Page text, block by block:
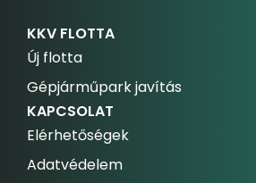
KKV FLOTTA
Új flotta
Gépjárműpark javítás
KAPCSOLAT
Elérhetőségek
Adatvédelem